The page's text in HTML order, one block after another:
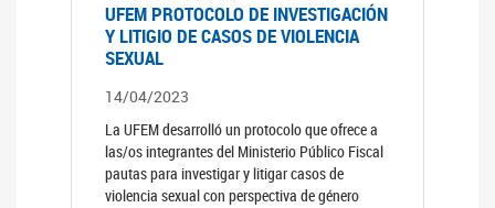
UFEM PROTOCOLO DE INVESTIGACIÓN
Y LITIGIO DE CASOS DE VIOLENCIA
SEXUAL
14/04/2023
La UFEM desarrolló un protocolo que ofrece a
las/os integrantes del Ministerio Público Fiscal
pautas para investigar y litigar casos de
violencia sexual con perspectiva de género